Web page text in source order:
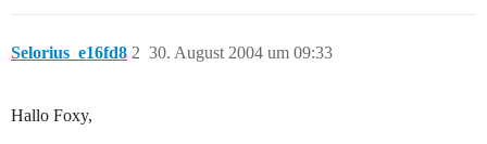
Selorius_e16fd8 30. August 2004 um 09:33
2
Hallo Foxy,